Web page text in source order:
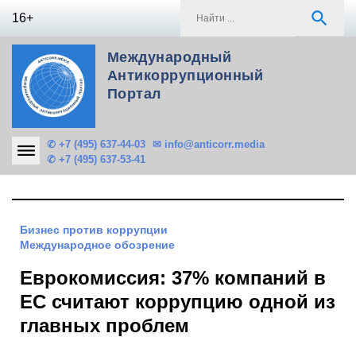
16+ search
Международный
Антикоррупционный
Портал
✆ +7 (495) 637-44-03
✆ +7 (495) 637-53-41
✉ info@anticorr.media
Бизнес против коррупции
Международное обозрение
Еврокомиссия: 37% компаний в
ЕС считают коррупцию одной из
главных проблем